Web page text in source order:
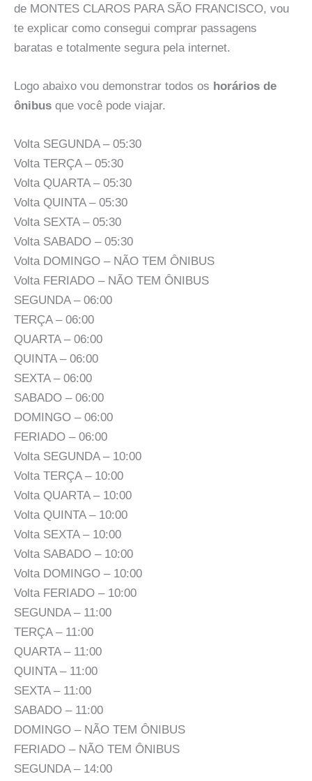
de MONTES CLAROS PARA SÃO FRANCISCO, vou
te explicar como consegui comprar passagens
baratas e totalmente segura pela internet.
Logo abaixo vou demonstrar todos os horários de
ônibus que você pode viajar.
Volta SEGUNDA – 05:30
Volta TERÇA – 05:30
Volta QUARTA – 05:30
Volta QUINTA – 05:30
Volta SEXTA – 05:30
Volta SABADO – 05:30
Volta DOMINGO – NÃO TEM ÔNIBUS
Volta FERIADO – NÃO TEM ÔNIBUS
SEGUNDA – 06:00
TERÇA – 06:00
QUARTA – 06:00
QUINTA – 06:00
SEXTA – 06:00
SABADO – 06:00
DOMINGO – 06:00
FERIADO – 06:00
Volta SEGUNDA – 10:00
Volta TERÇA – 10:00
Volta QUARTA – 10:00
Volta QUINTA – 10:00
Volta SEXTA – 10:00
Volta SABADO – 10:00
Volta DOMINGO – 10:00
Volta FERIADO – 10:00
SEGUNDA – 11:00
TERÇA – 11:00
QUARTA – 11:00
QUINTA – 11:00
SEXTA – 11:00
SABADO – 11:00
DOMINGO – NÃO TEM ÔNIBUS
FERIADO – NÃO TEM ÔNIBUS
SEGUNDA – 14:00